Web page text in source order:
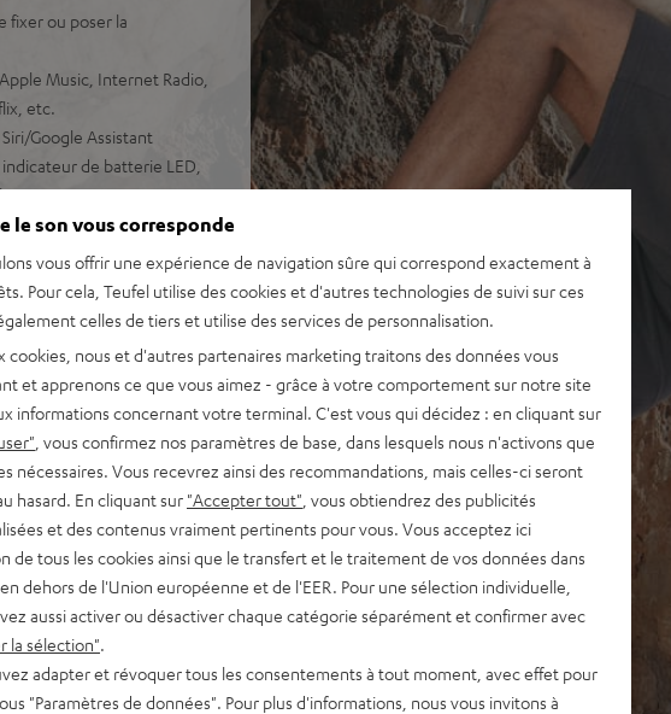
fixer ou poser la
Music, Internet Radio,
etc.
Google Assistant
de batterie LED,
des temps de charge
63 Evaluations)
ÉVALUATIONS
le son vous corresponde
vous offrir une expérience de navigation sûre qui correspond exactement à
Pour cela, Teufel utilise des cookies et d'autres technologies de suivi sur ces
celles de tiers et utilise des services de personnalisation.
cookies, nous et d'autres partenaires marketing traitons des données vous
et apprenons ce que vous aimez - grâce à votre comportement sur notre site
informations concernant votre terminal. C'est vous qui décidez : en cliquant sur
, vous confirmez nos paramètres de base, dans lesquels nous n'activons que
nécessaires. Vous recevrez ainsi des recommandations, mais celles-ci seront
hasard. En cliquant sur "Accepter tout" , vous obtiendrez des publicités
et des contenus vraiment pertinents pour vous. Vous acceptez ici
de tous les cookies ainsi que le transfert et le traitement de vos données dans
dehors de l'Union européenne et de l'EER. Pour une sélection individuelle,
aussi activer ou désactiver chaque catégorie séparément et confirmer avec
la sélection"
adapter et révoquer tous les consentements à tout moment, avec effet pour
"Paramètres de données". Pour plus d'informations, nous vous invitons à